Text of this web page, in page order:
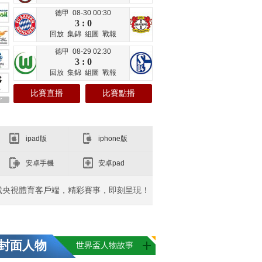
德甲 08-30 00:30
3 : 0
回放 集錦 組圖 戰報
德甲 08-29 02:30
3 : 0
回放 集錦 組圖 戰報
比賽直播 比賽點播
ipad版 iphone版
安卓手機 安卓pad
央視體育客戶端，精彩賽事，即刻呈現！
面人物 世界盃人物故事